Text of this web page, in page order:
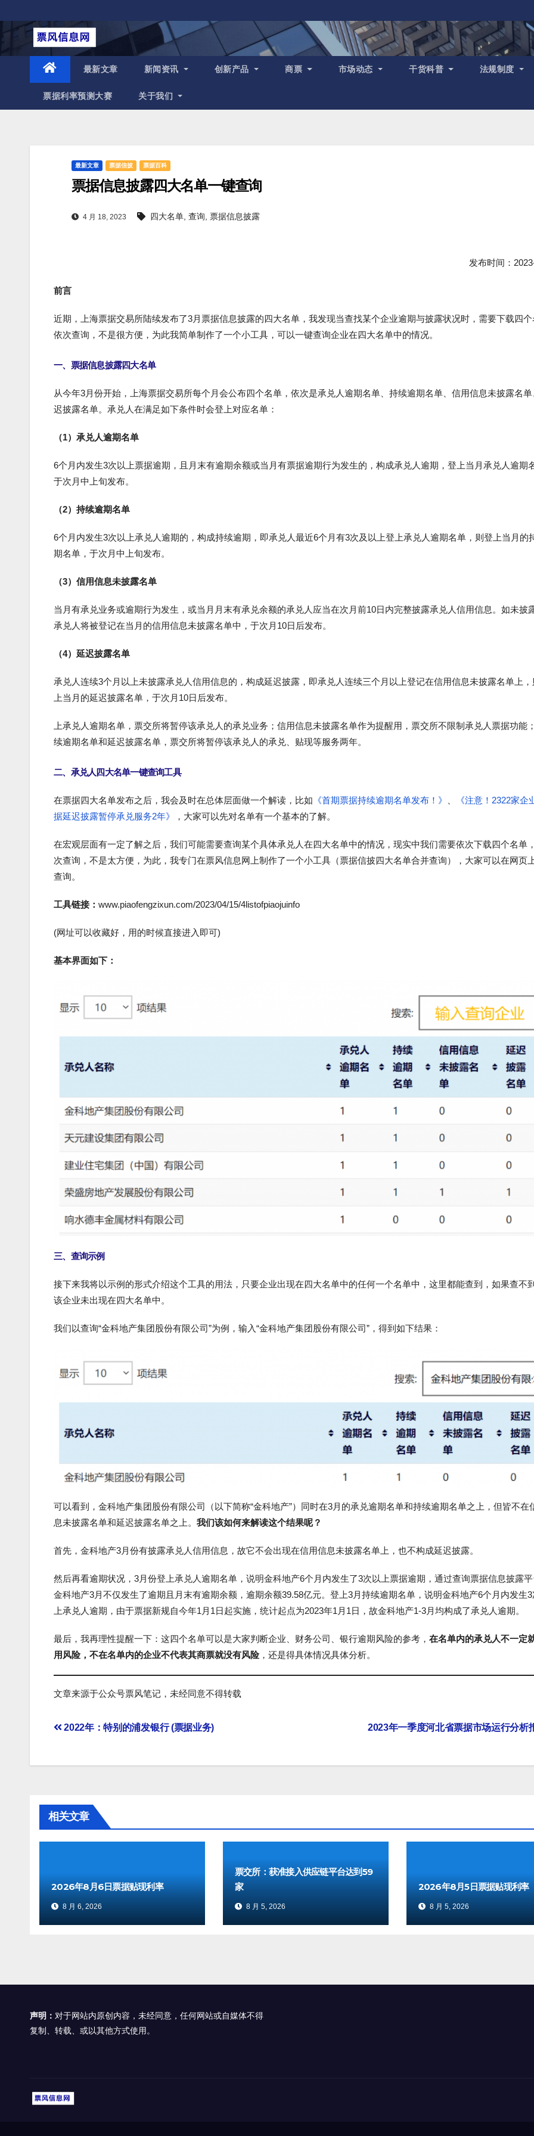
至
最新文章 新闻资讯 创新产品 商票 市场动态 干货科普 法规制度
票据利率预测大赛 关于我们
最新文章 票据信披 票据百科
票据信息披露四大名单一键查询
4 月 18, 2023 四大名单, 查询, 票据信息披露
发布时间：
前言
近期，上海票据交易所陆续发布了3月票据信息披露的四大名单，我发现当查找某个企业逾期与披露状况时，需要下载四
依次查询，不是很方便，为此我简单制作了一个小工具，可以一键查询企业在四大名单中的情况。
一、票据信息披露四大名单
从今年3月份开始，上海票据交易所每个月会公布四个名单，依次是承兑人逾期名单、持续逾期名单、信用信息未披露名
迟披露名单。承兑人在满足如下条件时会登上对应名单：
（1）承兑人逾期名单
6个月内发生3次以上票据逾期，且月末有逾期余额或当月有票据逾期行为发生的，构成承兑人逾期，登上当月承兑人逾期
于次月中上旬发布。
（2）持续逾期名单
6个月内发生3次以上承兑人逾期的，构成持续逾期，即承兑人最近6个月有3次及以上登上承兑人逾期名单，则登上当月的
期名单，于次月中上旬发布。
（3）信用信息未披露名单
当月有承兑业务或逾期行为发生，或当月月末有承兑余额的承兑人应当在次月前10日内完整披露承兑人信用信息。如未披
承兑人将被登记在当月的信用信息未披露名单中，于次月10日后发布。
（4）延迟披露名单
承兑人连续3个月以上未披露承兑人信用信息的，构成延迟披露，即承兑人连续三个月以上登记在信用信息未披露名单上
上当月的延迟披露名单，于次月10日后发布。
上承兑人逾期名单，票交所将暂停该承兑人的承兑业务；信用信息未披露名单作为提醒用，票交所不限制承兑人票据功能
续逾期名单和延迟披露名单，票交所将暂停该承兑人的承兑、贴现等服务两年。
二、承兑人四大名单一键查询工具
在票据四大名单发布之后，我会及时在总体层面做一个解读，比如 《首期票据持续逾期名单发布！》 、
《注意！2322家企
据延迟披露暂停承兑服务2年》
，大家可以先对名单有一个基本的了解。
在宏观层面有一定了解之后，我们可能需要查询某个具体承兑人在四大名单中的情况，现实中我们需要依次下载四个名单
次查询，不是太方便，为此，我专门在票风信息网上制作了一个小工具（票据信披四大名单合并查询），大家可以在网页
查询。
工具链接： www.piaofengzixun.com/2023/04/15/4listofpiaojuinfo
(网址可以收藏好，用的时候直接进入即可)
基本界面如下：
三、查询示例
接下来我将以示例的形式介绍这个工具的用法，只要企业出现在四大名单中的任何一个名单中，这里都能查到，如果查不
该企业未出现在四大名单中。
我们以查询“金科地产集团股份有限公司”为例，输入“金科地产集团股份有限公司”，得到如下结果：
可以看到，金科地产集团股份有限公司（以下简称“金科地产”）同时在3月的承兑逾期名单和持续逾期名单之上，但皆不在
息未披露名单和延迟披露名单之上。 我们该如何来解读这个结果呢？
首先，金科地产3月份有披露承兑人信用信息，故它不会出现在信用信息未披露名单上，也不构成延迟披露。
然后再看逾期状况，3月份登上承兑人逾期名单，说明金科地产6个月内发生了3次以上票据逾期，通过查询票据信息披露
金科地产3月不仅发生了逾期且月末有逾期余额，逾期余额39.58亿元。登上3月持续逾期名单，说明金科地产6个月内发生
上承兑人逾期，由于票据新规自今年1月1日起实施，统计起点为2023年1月1日，故金科地产1-3月均构成了承兑人逾期。
最后，我再理性提醒一下：这四个名单可以是大家判断企业、财务公司、银行逾期风险的参考， 在名单内的承兑人不一定
用风险，不在名单内的企业不代表其商票就没有风险，还是得具体情况具体分析。
文章来源于公众号票风笔记，未经同意不得转载
文
2023年一季度河北省票据市场运行分析
2022年：特别的浦发银行 (票据业务)
相关文章
2026年8月6日票据贴现利率
8 月 6, 2026
票交所：获准接入供应链平台达到59
家
8 月 5, 2026
2026年8月5日票据贴现利率
8 月 5, 2026
声明： 对于网站内原创内容，未经同意，任何网站或自媒体不得
复制、转载、或以其他方式使用。